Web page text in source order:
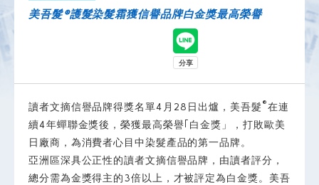
美吾髮®護髮染髮霜獲信譽品牌白金獎最高榮譽
讀者文摘信譽品牌得獎名單4月28日出爐，美吾髮 ®在連
續4年蟬聯金獎後，榮獲最高榮譽｢白金獎」，打敗歐美
日廠商，為消費者心目中染髮產品的第一品牌。
亞洲區深具公正性的讀者文摘信譽品牌，由讀者評分，
總分需為金獎得主的3倍以上，才被評定為白金獎。美吾